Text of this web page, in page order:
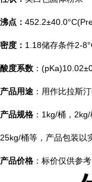
沸点：
密度： 1.18储存条件2-
酸度系数 ：
产品用途 ：用作比拉斯
产品规格 ：1kg/桶，
25kg/桶等，产品包装以
产品价格 ：标价仅供参